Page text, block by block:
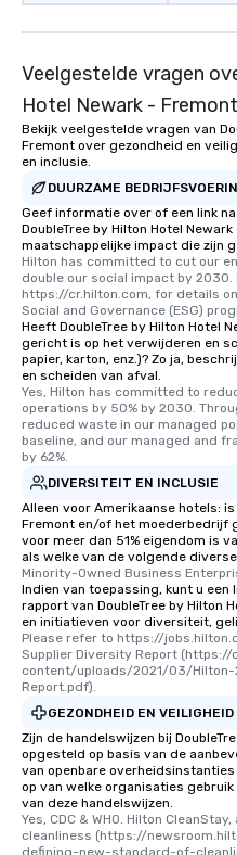
Veelgestelde vragen
Hotel Newark - Fremont
Bekijk veelgestelde vragen van
Fremont over gezondheid en
en inclusie.
DUURZAME
Geef informatie over of een link
DoubleTree by Hilton Hotel
maatschappelijke impact die zijn
Hilton has committed to cut our
double our social impact by
https://cr.hilton.com, for details
Social and Governance (ESG)
Heeft DoubleTree by Hilton Hotel
gericht is op het verwijderen en
papier, karton, enz.)? Zo ja,
en scheiden van afval.
Yes, Hilton has committed to
operations by 50% by 2030.
reduced waste in our managed
baseline, and our managed and
by 62%.
DIVERSITEIT EN INCLUSIE
Alleen voor Amerikaanse hotels:
Fremont en/of het moederbedrijf
voor meer dan 51% eigendom is
als welke van de volgende
Minority-Owned Business
Indien van toepassing, kunt u een
rapport van DoubleTree by Hilton
en initiatieven voor diversiteit,
Please refer to https://
Supplier Diversity Report
content/uploads/2021/03/
Report.pdf).
GEZONDHEID EN VEILIGHEID
Zijn de handelswijzen bij
opgesteld op basis van de
van openbare
op van welke organisaties
van deze handelswijzen.
Yes, CDC & WHO. Hilton
cleanliness (https://